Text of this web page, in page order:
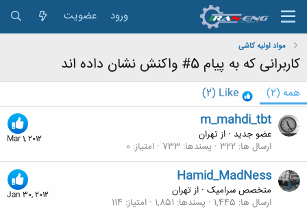
ورود عضویت
مواد اولیه کاشی
کاربرانی که به پیام 5# واکنش نشان داده اند
همه (2)
Like
(2)
Mar 1, 2012
m_mahdi_tbt
عضو جدید · ازتهران
ارسال ها 322 پسندها 733 امتیاز 0
Jan 30, 2012
Hamid_MadNess
متخصص سرامیک · ازتهران
ارسال ها 1,445 پسندها 1,851 امتیاز 114